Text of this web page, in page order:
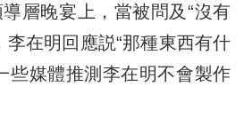
層晚宴上，當被問及“沒有
李在明回應説“那種東西有什
些媒體推測李在明不會製作